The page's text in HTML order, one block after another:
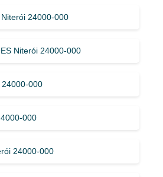
Niterói 24000-000
Niterói 24000-000
24000-000
000
24000-000